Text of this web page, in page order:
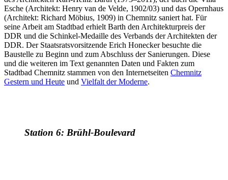
Esche (Architekt: Henry van de Velde, 1902/03) und das Opernhaus
(Architekt: Richard Möbius, 1909) in Chemnitz saniert hat. Für
seine Arbeit am Stadtbad erhielt Barth den Architekturpreis der
DDR und die Schinkel-Medaille des Verbands der Architekten der
DDR. Der Staatsratsvorsitzende Erich Honecker besuchte die
Baustelle zu Beginn und zum Abschluss der Sanierungen. Diese
und die weiteren im Text genannten Daten und Fakten zum
Stadtbad Chemnitz stammen von den Internetseiten Chemnitz
Gestern und Heute und Vielfalt der Moderne.
Station 6: Brühl-Boulevard